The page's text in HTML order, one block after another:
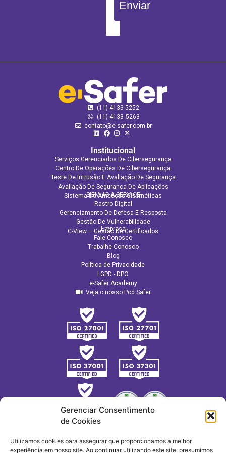
Gerenciar Consentimento
de Cookies
Utilizamos cookies para assegurar que proporcionamos a melhor
experiência em nosso site. Ao continuar utilizando este site, presumimos
Enviar
(11) 4133-5252
(11) 4133‑5263
contato@e-safer.com.br
Institucional
Serviços Gerenciados De Cibersegurança
Centro De Operações De Cibersegurança
Teste De Intrusão E Avaliação De Segurança
Avaliação De Segurança De Aplicações​
Sistema De Ameaças Cibernéticas
SIEM AS A SERVICE
Rastro Digital
Gerenciamento De Defesa E Resposta
Gestão De Vulnerabilidade
C-View – Gestão De Certificados
Empresa
Fale Conosco
Trabalhe Conosco
Blog
Política de Privacidade
LGPD - DPO
e-Safer Academy
Veja o nosso Pod Safer